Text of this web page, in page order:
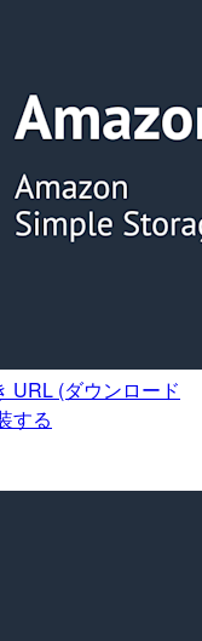
URL (ダウンロード
する